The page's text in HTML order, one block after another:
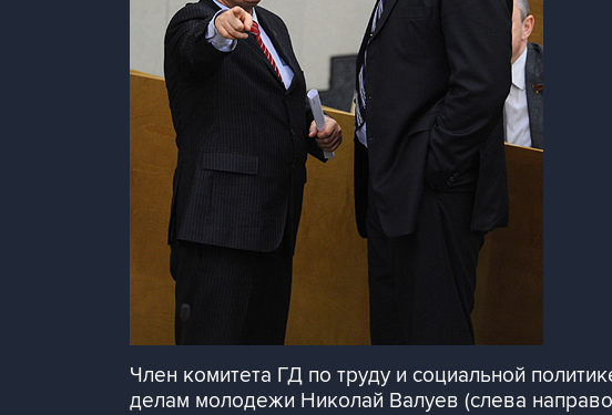
Член комитета ГД по труду и социальной
делам молодежи Николай Валуев (слева